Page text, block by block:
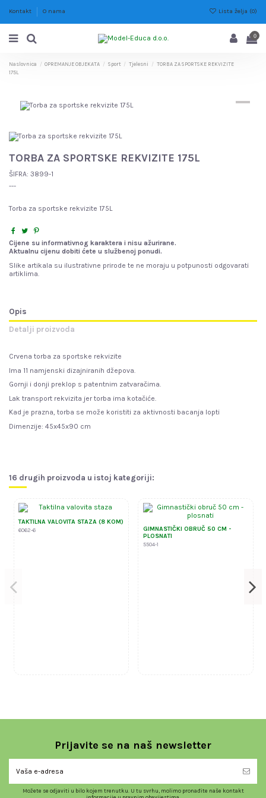
Kontakt O nama Lista želja (0)
0
Naslovnica OPREMANJE OBJEKATA Sport Tjelesni
TORBA ZA SPORTSKE REKVIZITE
175L
TORBA ZA SPORTSKE REKVIZITE 175L
ŠIFRA: 3899-1
---
Torba za sportske rekvizite 175L
Cijene su informativnog karaktera i nisu ažurirane.
Aktualnu cijenu dobiti ćete u službenoj ponudi.
Slike artikala su ilustrativne prirode te ne moraju u potpunosti odgovarati
artiklima.
Opis
Detalji proizvoda
Crvena torba za sportske rekvizite
Ima 11 namjenski dizajniranih džepova.
Gornji i donji preklop s patentnim zatvaračima.
Lak transport rekvizita jer torba ima kotačiće.
Kad je prazna, torba se može koristiti za aktivnosti bacanja lopti
Dimenzije: 45x45x90 cm
16 drugih proizvoda u istoj kategoriji:
TAKTILNA VALOVITA STAZA (8 KOM)
6062-6
GIMNASTIČKI OBRUČ 50 CM -
PLOSNATI
5504-1
Prijavite se na naš newsletter
Možete se odjaviti u bilo kojem trenutku. U tu svrhu, molimo pronađite naše kontakt